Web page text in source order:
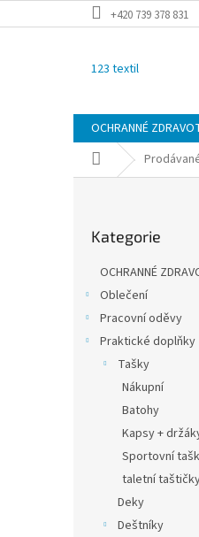
na
+420 739 378 831
123 textil
OCHRANNÉ
Domů
kategorie
Kategorie
OCHRANNÉ
Oblečení
Pracovní oděvy
Praktické doplňky
Tašky
Nákupní
Batohy
Kapsy +
Sportovní
taletní
Deky
Deštníky